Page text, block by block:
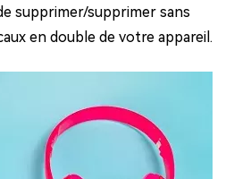
supprimer/supprimer sans
en double de votre appareil.